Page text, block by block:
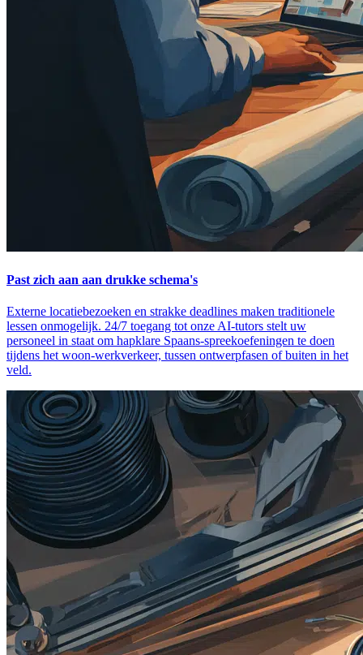
Past zich aan aan drukke schema's
Externe locatiebezoeken en strakke deadlines maken traditionele
lessen onmogelijk. 24/7 toegang tot onze AI-tutors stelt uw
personeel in staat om hapklare Spaans-spreekoefeningen te doen
tijdens het woon-werkverkeer, tussen ontwerpfasen of buiten in het
veld.